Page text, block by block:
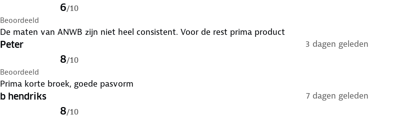
6/10
Beoordeeld
De maten van ANWB zijn niet heel consistent. Voor de rest prima product
Peter 3 dagen geleden
8/10
Beoordeeld
Prima korte broek, goede pasvorm
b hendriks 7 dagen geleden
8/10